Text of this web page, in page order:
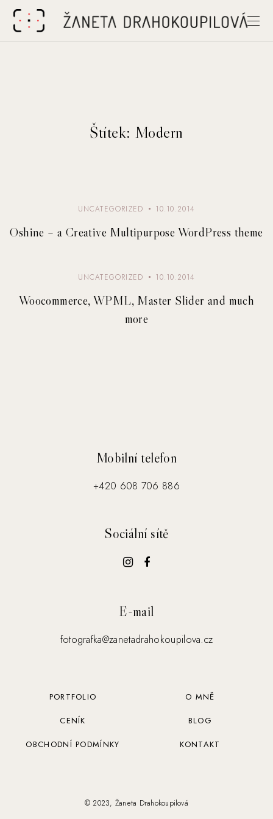
Štítek: Modern
UNCATEGORIZED 10.10.2014
Oshine – a Creative Multipurpose WordPress theme
UNCATEGORIZED 10.10.2014
Woocommerce, WPML, Master Slider and much
more
Mobilní telefon
+420 608 706 886
Sociální sítě
E-mail
fotografka@zanetadrahokoupilova.cz
PORTFOLIO O MNĚ
CENÍK BLOG
OBCHODNÍ PODMÍNKY KONTAKT
© 2023, Žaneta Drahokoupilová